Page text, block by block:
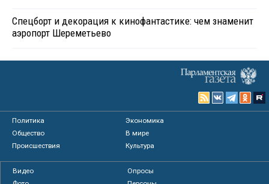
Спецборт и декорация к кинофантастике: чем знаменит
аэропорт Шереметьево
Политика
Экономика
Общество
В мире
Происшествия
Культура
Видео
Опросы